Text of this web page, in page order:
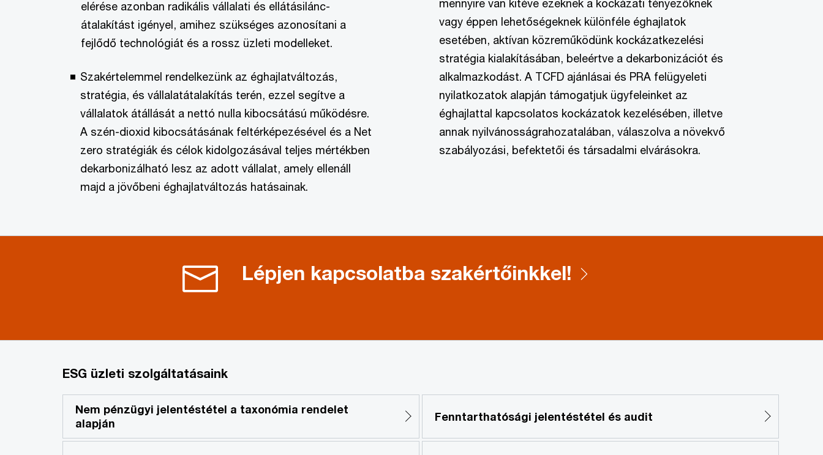
elérése azonban radikális vállalati és ellátásilánc-
átalakítást igényel, amihez szükséges azonosítani a
fejlődő technológiát és a rossz üzleti modelleket.
Szakértelemmel rendelkezünk az éghajlatváltozás,
stratégia, és vállalatátalakítás terén, ezzel segítve a
vállalatok átállását a nettó nulla kibocsátású működésre.
A szén-dioxid kibocsátásának feltérképezésével és a Net
zero stratégiák és célok kidolgozásával teljes mértékben
dekarbonizálható lesz az adott vállalat, amely ellenáll
majd a jövőbeni éghajlatváltozás hatásainak.
mennyire van kitéve ezeknek a kockázati tényezőknek
vagy éppen lehetőségeknek különféle éghajlatok
esetében, aktívan közreműködünk kockázatkezelési
stratégia kialakításában, beleértve a dekarbonizációt és
alkalmazkodást. A TCFD ajánlásai és PRA felügyeleti
nyilatkozatok alapján támogatjuk ügyfeleinket az
éghajlattal kapcsolatos kockázatok kezelésében, illetve
annak nyilvánosságrahozatalában, válaszolva a növekvő
szabályozási, befektetői és társadalmi elvárásokra.
Lépjen kapcsolatba szakértőinkkel!
ESG üzleti szolgáltatásaink
Nem pénzügyi jelentéstétel a taxonómia rendelet
alapján
Fenntarthatósági jelentéstétel és audit